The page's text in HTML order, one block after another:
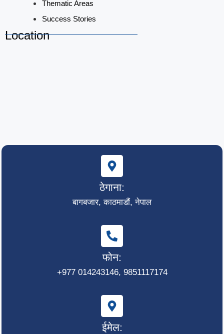
Thematic Areas
Success Stories
Location
ठेगाना:
बागबजार, काठमाडौं, नेपाल
फोन:
+977 014243146, 9851117174
ईमेल: